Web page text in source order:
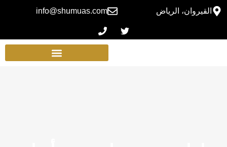
القيروان، الرياض info@shumuas.com